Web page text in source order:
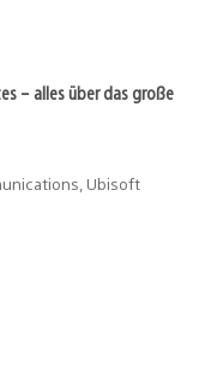
– alles über das große
Ubisoft